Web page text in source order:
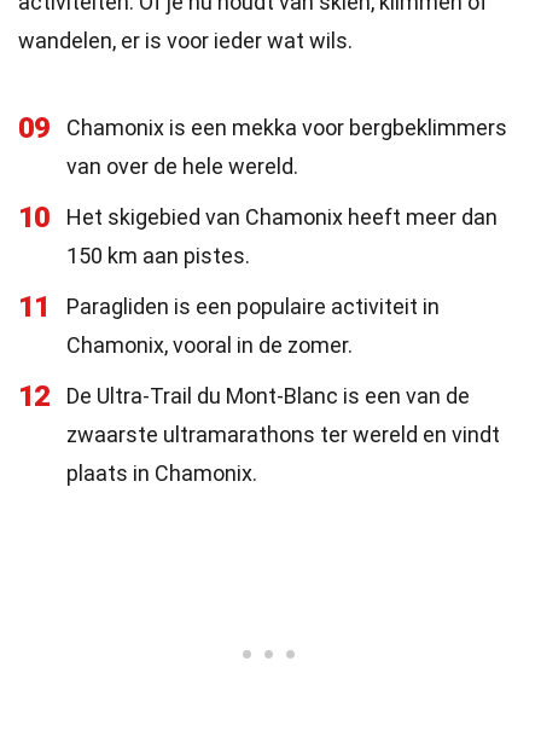
wandelen, er is voor ieder wat wils.
09
Chamonix is een mekka voor bergbeklimmers
van over de hele wereld.
10
Het skigebied van Chamonix heeft meer dan
150 km aan pistes.
11
Paragliden is een populaire activiteit in
Chamonix, vooral in de zomer.
12
De Ultra-Trail du Mont-Blanc is een van de
zwaarste ultramarathons ter wereld en vindt
plaats in Chamonix.